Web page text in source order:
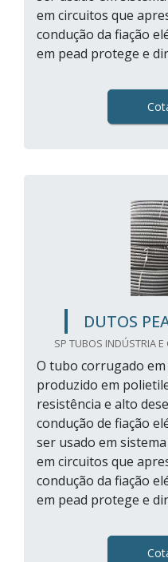
em circuitos que
condução da fiação
em pead protege e
DUTOS
SP TUBOS INDÚSTRIA
O tubo corrugado
produzido em
resistência e alto
condução de fiação
ser usado em
em circuitos que
condução da fiação
em pead protege e